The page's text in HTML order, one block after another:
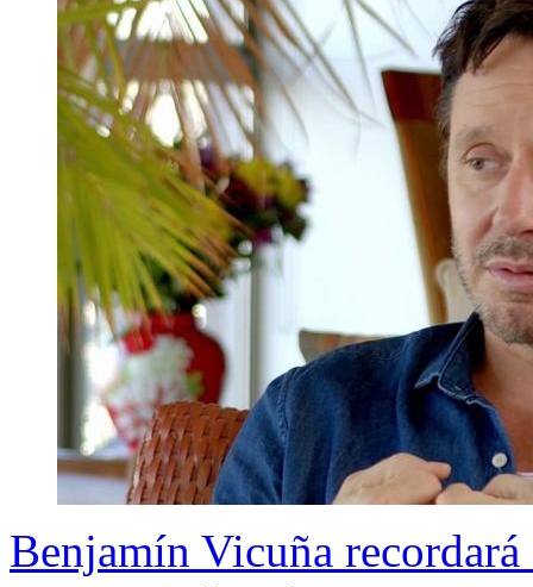
Benjamín Vicuña